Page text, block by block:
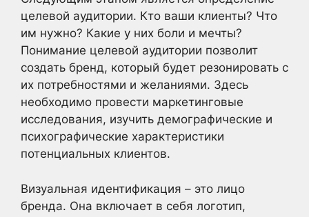
целевой аудитории. Кто ваши клиенты? Что
им нужно? Какие у них боли и мечты?
Понимание целевой аудитории позволит
создать бренд, который будет резонировать с
их потребностями и желаниями. Здесь
необходимо провести маркетинговые
исследования, изучить демографические и
психографические характеристики
потенциальных клиентов.
Визуальная идентификация – это лицо
бренда. Она включает в себя логотип,